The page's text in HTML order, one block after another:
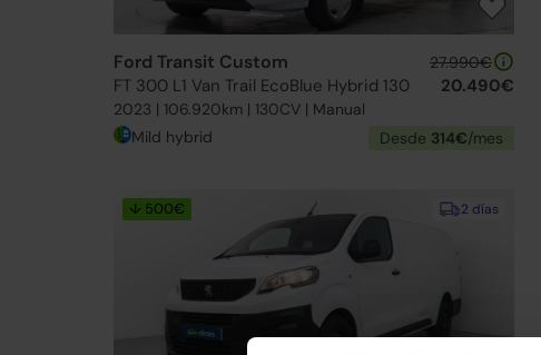
Ford Transit Custom
FT 300 L1 Van Trail EcoBlue Hybrid 130
2023 | 106.920km | 130CV | Manual
27.990€
20.490€
Mild hybrid Desde 314€/mes
2 días
↓ 500€